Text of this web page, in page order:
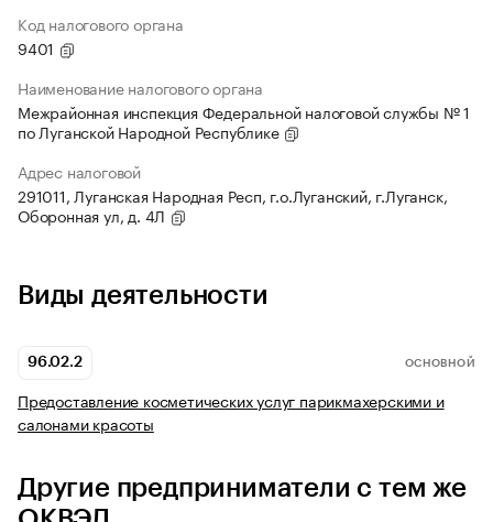
Код налогового органа
9401
Наименование налогового органа
Межрайонная инспекция Федеральной налоговой службы № 1
по Луганской Народной Республике
Адрес налоговой
291011, Луганская Народная Респ, г.о.Луганский, г.Луганск,
Оборонная ул, д. 4Л
Виды деятельности
96.02.2 ОСНОВНОЙ
Предоставление косметических услуг парикмахерскими и
салонами красоты
Другие предприниматели с тем же